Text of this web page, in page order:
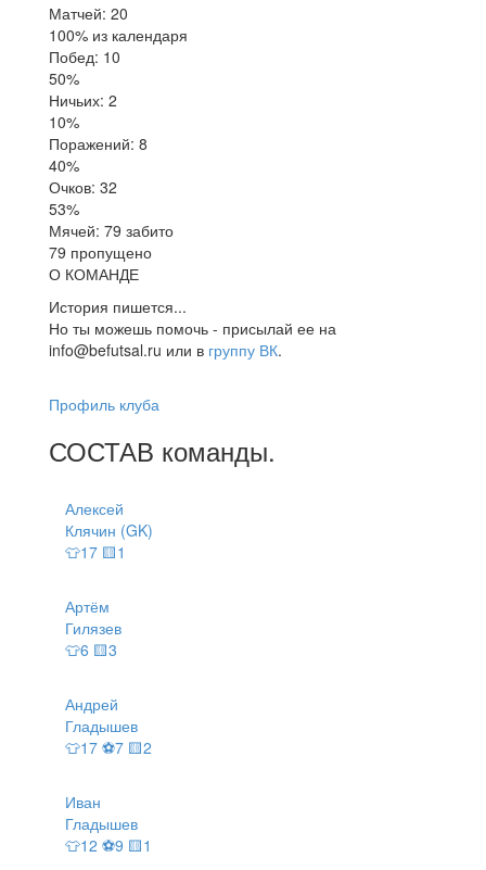
Матчей: 20
100% из календаря
Побед: 10
50%
Ничьих: 2
10%
Поражений: 8
40%
Очков: 32
53%
Мячей: 79 забито
79 пропущено
О КОМАНДЕ
История пишется...
Но ты можешь помочь - присылай ее на
info@befutsal.ru или в группу ВК.
Профиль клуба
СОСТАВ команды.
Алексей
Клячин (GK)
👕17 🟨1
Артём
Гилязев
👕6 🟨3
Андрей
Гладышев
👕17 ⚽7 🟨2
Иван
Гладышев
👕12 ⚽9 🟨1